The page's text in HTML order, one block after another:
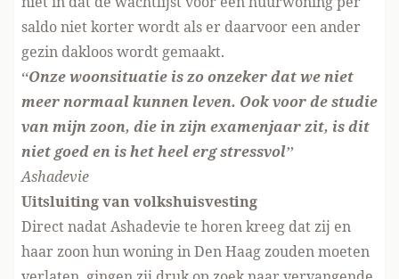
saldo niet korter wordt als er daarvoor een ander
gezin dakloos wordt gemaakt.
“Onze woonsituatie is zo onzeker dat we niet
meer normaal kunnen leven. Ook voor de studie
van mijn zoon, die in zijn examenjaar zit, is dit
niet goeden is het heel erg stressvol”
Ashadevie
Uitsluiting van volkshuisvesting
Direct nadat Ashadevie te horen kreeg dat zij en
haar zoon hun woning in Den Haag zouden moeten